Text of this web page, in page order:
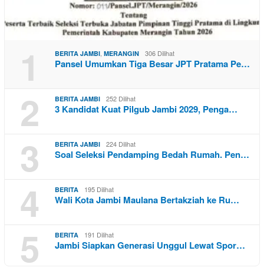
1 BERITA JAMBI, MERANGIN 306 Dilihat
Pansel Umumkan Tiga Besar JPT Pratama Pe…
2 BERITA JAMBI 252 Dilihat
3 Kandidat Kuat Pilgub Jambi 2029, Penga…
3 BERITA JAMBI 224 Dilihat
Soal Seleksi Pendamping Bedah Rumah. Pen…
4 BERITA 195 Dilihat
Wali Kota Jambi Maulana Bertakziah ke Ru…
5 BERITA 191 Dilihat
Jambi Siapkan Generasi Unggul Lewat Spor…